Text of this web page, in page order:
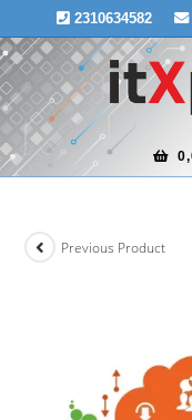
to
content
2310634582
Previous Product